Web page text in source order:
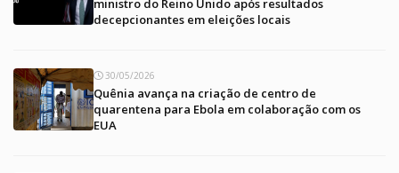
ministro do Reino Unido após resultados
decepcionantes em eleições locais
30/05/2026
Quênia avança na criação de centro de
quarentena para Ebola em colaboração com os
EUA